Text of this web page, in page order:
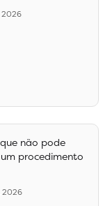
2026
não pode
procedimento
2026